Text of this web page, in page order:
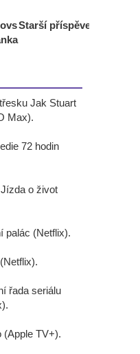
Starší příspěvek
Jak Stuart
Max).
72 hodin
o život
palác (Netflix).
řada seriálu
(Apple TV+).